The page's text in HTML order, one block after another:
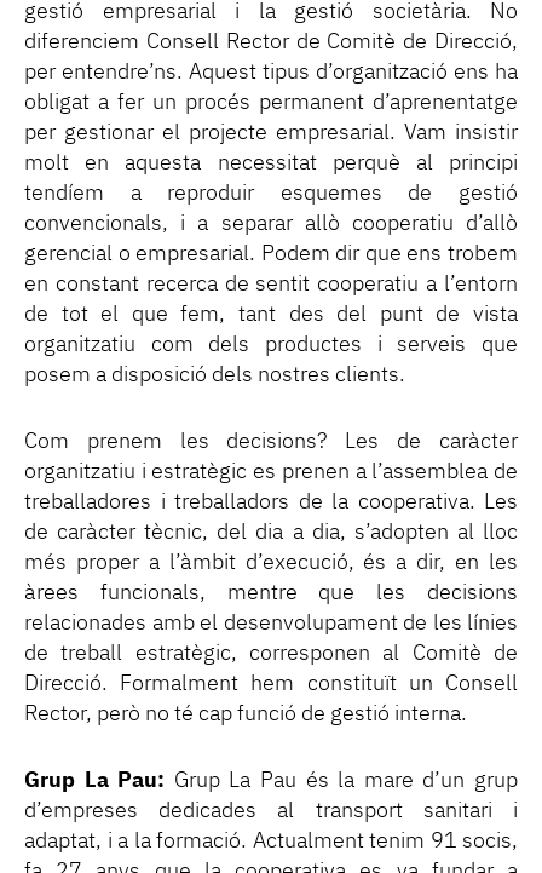
gestió empresarial i la gestió societària. No
diferenciem Consell Rector de Comitè de Direcció,
per entendre’ns. Aquest tipus d’organització ens ha
obligat a fer un procés permanent d’aprenentatge
per gestionar el projecte empresarial. Vam insistir
molt en aquesta necessitat perquè al principi
tendíem a reproduir esquemes de gestió
convencionals, i a separar allò cooperatiu d’allò
gerencial o empresarial. Podem dir que ens trobem
en constant recerca de sentit cooperatiu a l’entorn
de tot el que fem, tant des del punt de vista
organitzatiu com dels productes i serveis que
posem a disposició dels nostres clients.
Com prenem les decisions? Les de caràcter
organitzatiu i estratègic es prenen a l’assemblea de
treballadores i treballadors de la cooperativa. Les
de caràcter tècnic, del dia a dia, s’adopten al lloc
més proper a l’àmbit d’execució, és a dir, en les
àrees funcionals, mentre que les decisions
relacionades amb el desenvolupament de les línies
de treball estratègic, corresponen al Comitè de
Direcció. Formalment hem constituït un Consell
Rector, però no té cap funció de gestió interna.
Grup La Pau: Grup La Pau és la mare d’un grup
d’empreses dedicades al transport sanitari i
adaptat, i a la formació. Actualment tenim 91 socis,